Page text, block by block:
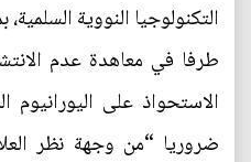
التكنولوجيا النووية
طرفا في معاهدة عدم
الاستحواذ على
ضروريا “من وجهة نظر